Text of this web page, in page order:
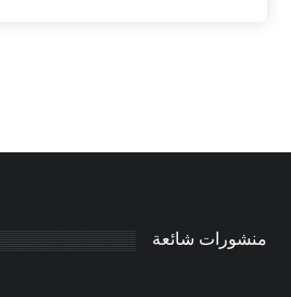
منشورات شائعة